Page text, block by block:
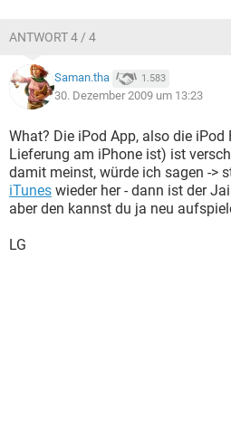
ANTWORT 4 / 4
Saman.tha 1.583
30. Dezember 2009 um 13:23
What? Die iPod App, also die
Lieferung am iPhone ist) ist
damit meinst, würde ich sagen ->
iTunes wieder her - dann ist der
aber den kannst du ja neu
LG